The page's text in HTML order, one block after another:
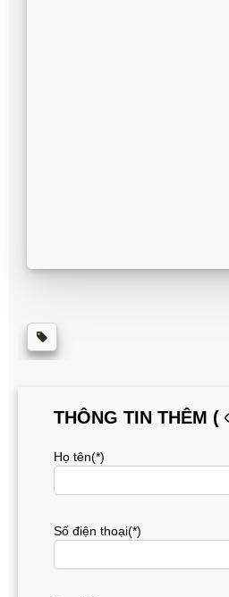
THÔNG TIN THÊM (
Họ tên(*)
Số điện thoại(*)